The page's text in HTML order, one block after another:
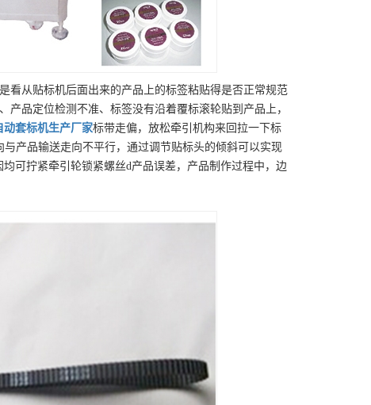
看从贴标机后面出来的产品上的标签粘贴得是否正常规范
品定位检测不准、标签没有沿着覆标滚轮贴到产品上，
动套标机生产厂家标带走偏，放松牵引机构来回拉一下标
产品输送走向不平行，通过调节贴标头的倾斜可以实现
可拧紧牵引轮锁紧螺丝d产品误差，产品制作过程中，边